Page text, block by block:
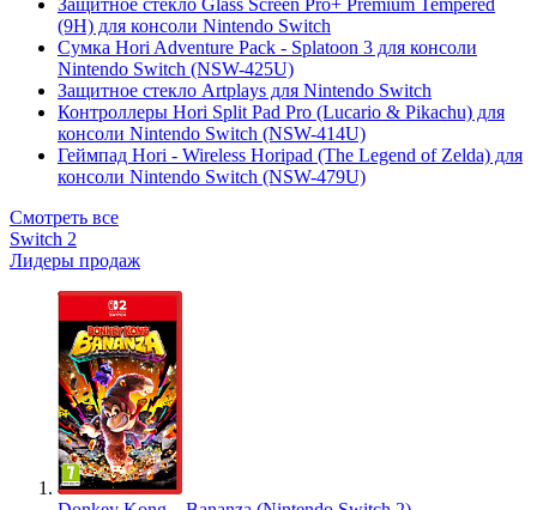
Защитное стекло Glass Screen Pro+ Premium Tempered
(9H) для консоли Nintendo Switch
Сумка Hori Adventure Pack - Splatoon 3 для консоли
Nintendo Switch (NSW-425U)
Защитное стекло Artplays для Nintendo Switch
Контроллеры Hori Split Pad Pro (Lucario & Pikachu) для
консоли Nintendo Switch (NSW-414U)
Геймпад Hori - Wireless Horipad (The Legend of Zelda) для
консоли Nintendo Switch (NSW-479U)
Смотреть все
Switch 2
Лидеры продаж